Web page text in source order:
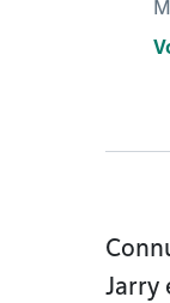
Jarry